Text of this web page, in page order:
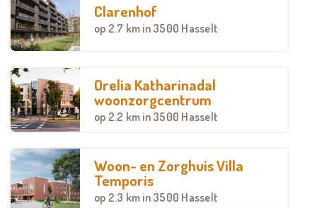
Clarenhof
op 2.7 km in 3500 Hasselt
Orelia Katharinadal
woonzorgcentrum
op 2.2 km in 3500 Hasselt
Woon- en Zorghuis Villa
Temporis
op 2.3 km in 3500 Hasselt